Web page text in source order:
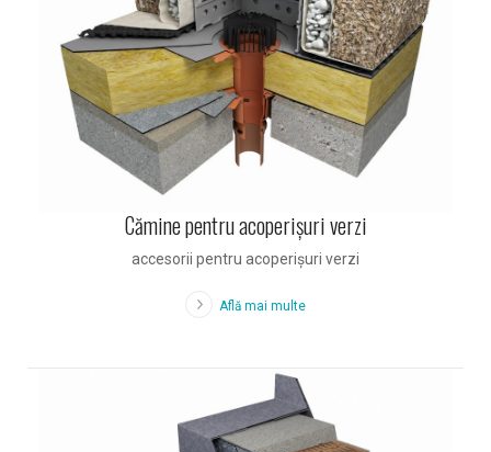
Cămine pentru acoperişuri verzi
accesorii pentru acoperişuri verzi
Află mai multe